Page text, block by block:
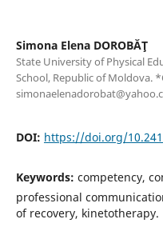
Simona Elena DOROBĂŢ
State University of Physical
School, Republic of Moldova.
DOI: https://doi.org/
Keywords: competency,
professional
of recovery, kinetotherapy.